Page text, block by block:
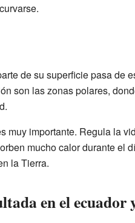
de su superficie pasa de
son las zonas polares,
muy importante. Regula la
mucho calor durante el
la Tierra.
en el ecuador